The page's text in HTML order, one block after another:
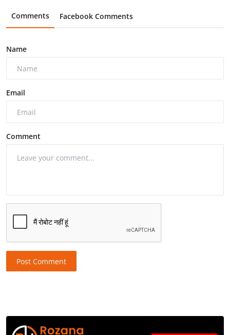
Comments Facebook Comments
Name
Email
Comment
Post Comment